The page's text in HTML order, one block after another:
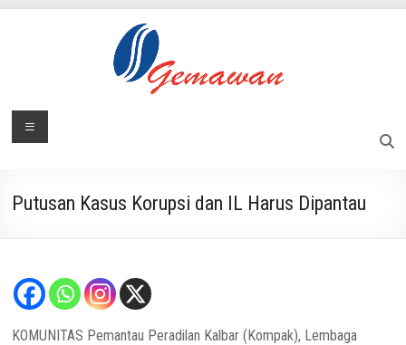
Lembaga
Swadaya
Menu
Putusan Kasus Korupsi dan IL Harus Dipantau
KOMUNITAS Pemantau Peradilan Kalbar (Kompak), Lembaga